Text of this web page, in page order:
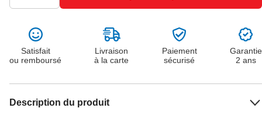
Satisfait
ou remboursé
Livraison
à la carte
Paiement
sécurisé
Garantie
2 ans
Description du produit